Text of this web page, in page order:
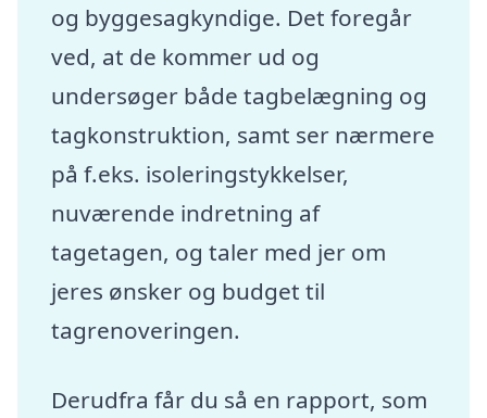
og byggesagkyndige. Det foregår
ved, at de kommer ud og
undersøger både tagbelægning og
tagkonstruktion, samt ser nærmere
på f.eks. isoleringstykkelser,
nuværende indretning af
tagetagen, og taler med jer om
jeres ønsker og budget til
tagrenoveringen.
Derudfra får du så en rapport, som